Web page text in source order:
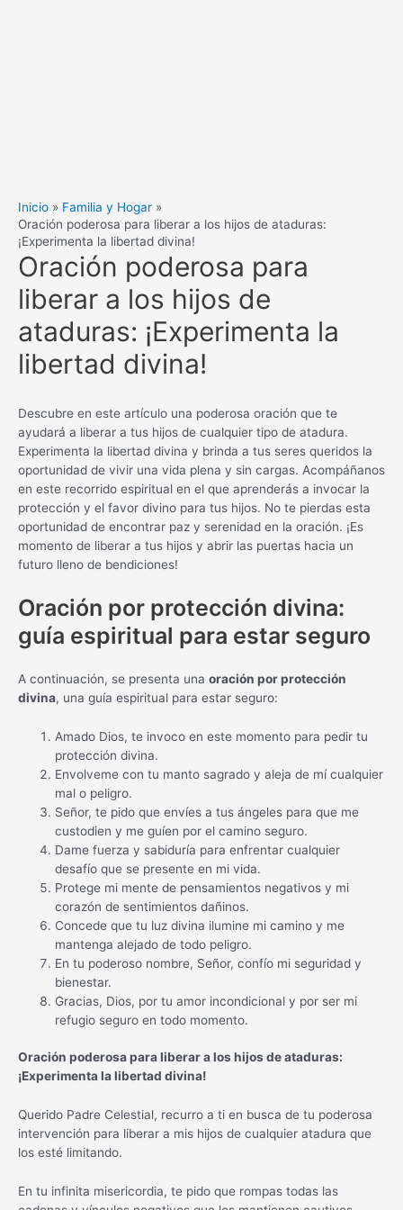
Inicio
Familia y Hogar
Oración poderosa para liberar a los hijos de ataduras:
¡Experimenta la libertad divina!
Oración poderosa para
liberar a los hijos de
ataduras: ¡Experimenta la
libertad divina!
Descubre en este artículo una poderosa oración que te
ayudará a liberar a tus hijos de cualquier tipo de atadura.
Experimenta la libertad divina y brinda a tus seres queridos la
oportunidad de vivir una vida plena y sin cargas. Acompáñanos
en este recorrido espiritual en el que aprenderás a invocar la
protección y el favor divino para tus hijos. No te pierdas esta
oportunidad de encontrar paz y serenidad en la oración. ¡Es
momento de liberar a tus hijos y abrir las puertas hacia un
futuro lleno de bendiciones!
Oración por protección divina:
guía espiritual para estar seguro
A continuación, se presenta una oración por protección
divina, una guía espiritual para estar seguro:
Amado Dios, te invoco en este momento para pedir tu
protección divina.
Envolveme con tu manto sagrado y aleja de mí cualquier
mal o peligro.
Señor, te pido que envíes a tus ángeles para que me
custodien y me guíen por el camino seguro.
Dame fuerza y sabiduría para enfrentar cualquier
desafío que se presente en mi vida.
Protege mi mente de pensamientos negativos y mi
corazón de sentimientos dañinos.
Concede que tu luz divina ilumine mi camino y me
mantenga alejado de todo peligro.
En tu poderoso nombre, Señor, confío mi seguridad y
bienestar.
Gracias, Dios, por tu amor incondicional y por ser mi
refugio seguro en todo momento.
Oración poderosa para liberar a los hijos de ataduras:
¡Experimenta la libertad divina!
Querido Padre Celestial, recurro a ti en busca de tu poderosa
intervención para liberar a mis hijos de cualquier atadura que
los esté limitando.
En tu infinita misericordia, te pido que rompas todas las